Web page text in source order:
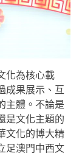
化為核心載
成果展示、互
主體。不論是
是文化主題的
文化的博大精
足澳門中西文